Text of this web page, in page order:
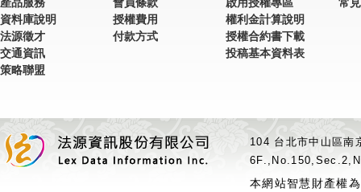
產品服務
資料庫說明
法源徵才
交通資訊
策略聯盟
會員條款
授權費用
付款方式
啟用授權專區
權利金計算說明
授權合約書下載
投稿基本資料表
常
104 台北市中山區
本網站智慧財產權